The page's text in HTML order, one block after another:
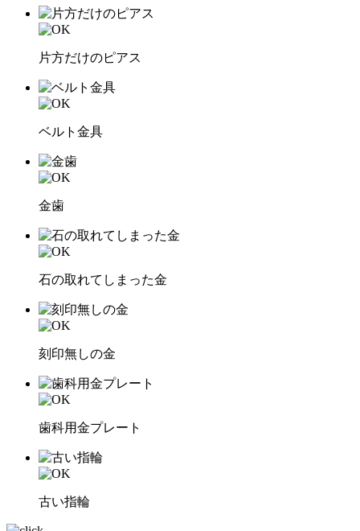
片方だけのピアス
ベルト金具
金歯
石の取れてしまった金
刻印無しの金
歯科用金プレート
古い指輪